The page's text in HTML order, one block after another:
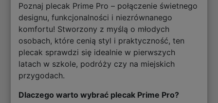
Poznaj plecak Prime Pro – połączenie świetnego
designu, funkcjonalności i niezrównanego
komfortu! Stworzony z myślą o młodych
osobach, które cenią styl i praktyczność, ten
plecak sprawdzi się idealnie w pierwszych
latach w szkole, podróży czy na miejskich
przygodach.
Dlaczego warto wybrać plecak Prime Pro?